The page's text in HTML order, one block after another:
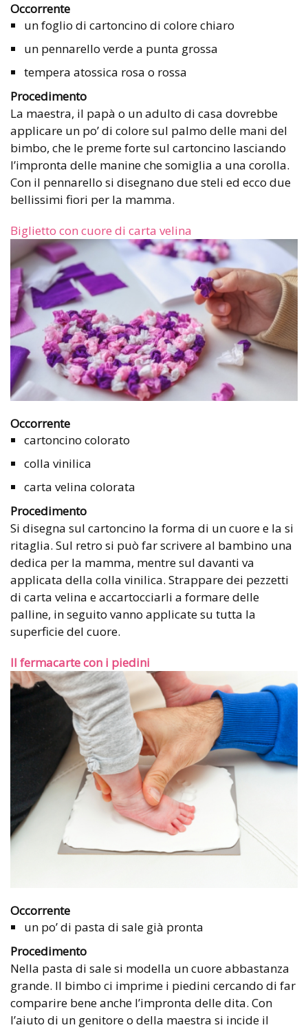
Occorrente
un foglio di cartoncino di colore chiaro
un pennarello verde a punta grossa
tempera atossica rosa o rossa
Procedimento
La maestra, il papà o un adulto di casa dovrebbe
applicare un po’ di colore sul palmo delle mani del
bimbo, che le preme forte sul cartoncino lasciando
l’impronta delle manine che somiglia a una corolla.
Con il pennarello si disegnano due steli ed ecco due
bellissimi fiori per la mamma.
Biglietto con cuore di carta velina
Occorrente
cartoncino colorato
colla vinilica
carta velina colorata
Procedimento
Si disegna sul cartoncino la forma di un cuore e la si
ritaglia. Sul retro si può far scrivere al bambino una
dedica per la mamma, mentre sul davanti va
applicata della colla vinilica. Strappare dei pezzetti
di carta velina e accartocciarli a formare delle
palline, in seguito vanno applicate su tutta la
superficie del cuore.
Il fermacarte con i piedini
Occorrente
un po’ di pasta di sale già pronta
Procedimento
Nella pasta di sale si modella un cuore abbastanza
grande. Il bimbo ci imprime i piedini cercando di far
comparire bene anche l’impronta delle dita. Con
l’aiuto di un genitore o della maestra si incide il